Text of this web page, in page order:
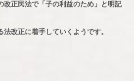
改正民法で「子の利益のため」と明記
改正に着手していくようです。